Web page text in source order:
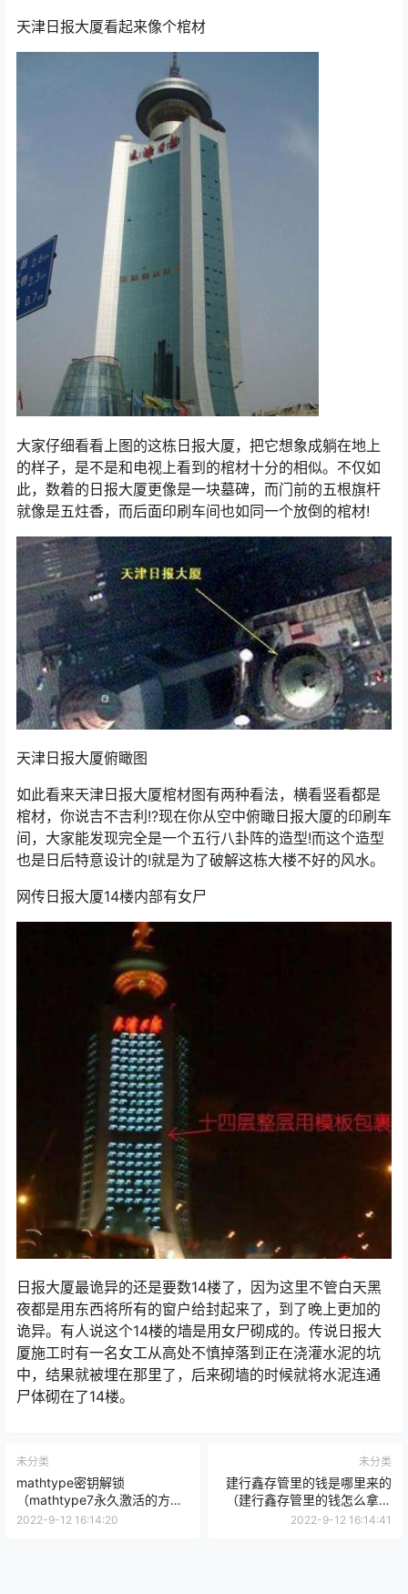
天津日报大厦看起来像个棺材
大家仔细看看上图的这栋日报大厦，把它想象成躺在地上
的样子，是不是和电视上看到的棺材十分的相似。不仅如
此，数着的日报大厦更像是一块墓碑，而门前的五根旗杆
就像是五炷香，而后面印刷车间也如同一个放倒的棺材!
天津日报大厦俯瞰图
如此看来天津日报大厦棺材图有两种看法，横看竖看都是
棺材，你说吉不吉利!?现在你从空中俯瞰日报大厦的印刷车
间，大家能发现完全是一个五行八卦阵的造型!而这个造型
也是日后特意设计的!就是为了破解这栋大楼不好的风水。
网传日报大厦14楼内部有女尸
日报大厦最诡异的还是要数14楼了，因为这里不管白天黑
夜都是用东西将所有的窗户给封起来了，到了晚上更加的
诡异。有人说这个14楼的墙是用女尸砌成的。传说日报大
厦施工时有一名女工从高处不慎掉落到正在浇灌水泥的坑
中，结果就被埋在那里了，后来砌墙的时候就将水泥连通
尸体砌在了14楼。
未分类
mathtype密钥解锁
（mathtype7永久激活的方
法）
2022-9-12 16:14:20
未分类
建行鑫存管里的钱是哪里来的
（建行鑫存管里的钱怎么拿出
来）
2022-9-12 16:14:41